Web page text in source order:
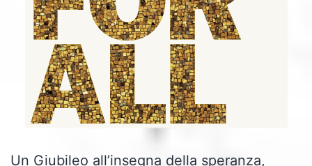
Un Giubileo all’insegna della speranza,